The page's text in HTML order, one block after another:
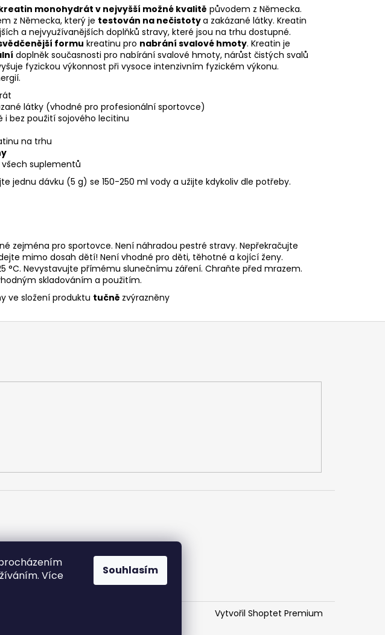
Více
Souhlasím
monohydrát v nejvyšší možné kvalitě původem z Německa.
z Německa, který je testován na nečistotya zakázané látky. Kreatin
a nejvyužívanějších doplňků stravy, které jsou na trhu dostupné.
formu kreatinu pro nabrání svalové hmoty. Kreatin je
doplněk současnosti pro nabírání svalové hmoty, nárůst čistých svalů
fyzickou výkonnost při vysoce intenzivním fyzickém výkonu.
látky (vhodné pro profesionální sportovce)
i bez použití sojového lecitinu
na trhu
všech suplementů
jednu dávku (5 g) se 150-250 ml vody a užijte kdykoliv dle potřeby.
zejména pro sportovce. Není náhradou pestré stravy. Nepřekračujte
mimo dosah dětí! Není vhodné pro děti, těhotné a kojící ženy.
°C. Nevystavujte přímému slunečnímu záření. Chraňte před mrazem.
skladováním a použitím.
ve složení produktu tučně zvýrazněny
Vytvořil Shoptet Premium